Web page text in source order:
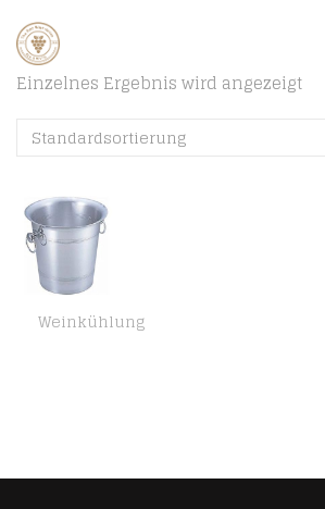
Einzelnes Ergebnis wird angezeigt
Standardsortierung
Weinkühlung